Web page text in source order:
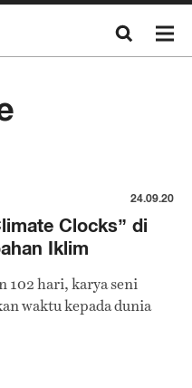
24.09.20
Clocks” di
Iklim
102 hari, karya seni
waktu kepada dunia